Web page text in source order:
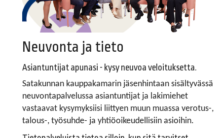
Neuvonta ja tieto
Asiantuntijat apunasi - kysy neuvoa veloituksetta.
Satakunnan kauppakamarin jäsenhintaan sisältyvässä
neuvontapalvelussa asiantuntijat ja lakimiehet
vastaavat kysymyksiisi liittyen muun muassa verotus-,
talous-, työsuhde- ja yhtiöoikeudellisiin asioihin.